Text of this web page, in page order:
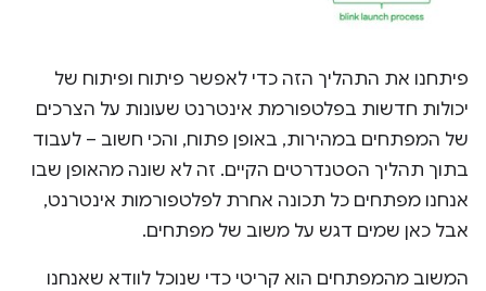
פיתחנו את התהליך הזה כדי לאפשר פיתוח ופיתוח של
יכולות חדשות בפלטפורמת אינטרנט שעונות על הצרכים
של המפתחים במהירות, באופן פתוח, והכי חשוב – לעבוד
בתוך תהליך הסטנדרטים הקיים. זה לא שונה מהאופן שבו
אנחנו מפתחים כל תכונה אחרת לפלטפורמות אינטרנט,
אבל כאן שמים דגש על משוב של מפתחים.
המשוב מהמפתחים הוא קריטי כדי שנוכל לוודא שאנחנו